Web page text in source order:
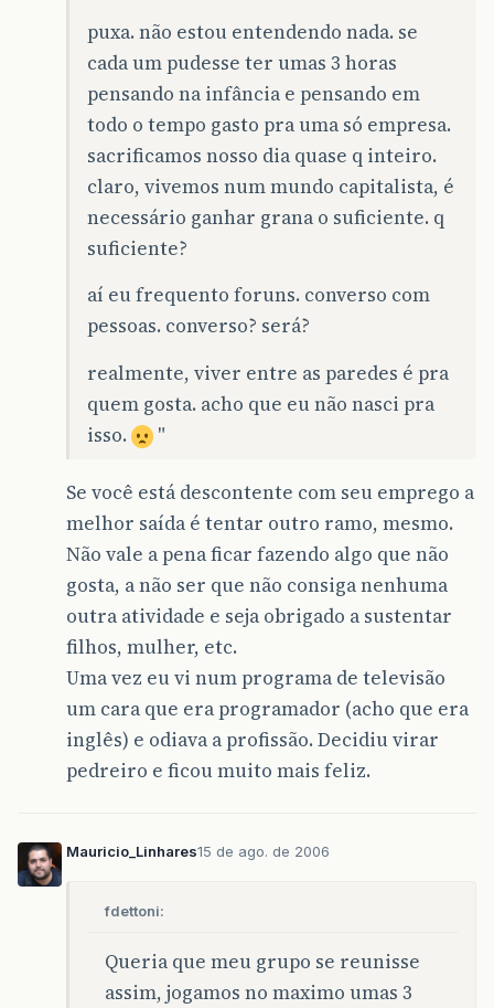
puxa. não estou entendendo nada. se
cada um pudesse ter umas 3 horas
pensando na infância e pensando em
todo o tempo gasto pra uma só empresa.
sacrificamos nosso dia quase q inteiro.
claro, vivemos num mundo capitalista, é
necessário ganhar grana o suficiente. q
suficiente?
aí eu frequento foruns. converso com
pessoas. converso? será?
realmente, viver entre as paredes é pra
quem gosta. acho que eu não nasci pra
isso.
"
Se você está descontente com seu emprego a
melhor saída é tentar outro ramo, mesmo.
Não vale a pena ficar fazendo algo que não
gosta, a não ser que não consiga nenhuma
outra atividade e seja obrigado a sustentar
filhos, mulher, etc.
Uma vez eu vi num programa de televisão
um cara que era programador (acho que era
inglês) e odiava a profissão. Decidiu virar
pedreiro e ficou muito mais feliz.
Mauricio_Linhares15 de ago. de 2006
fdettoni:
Queria que meu grupo se reunisse
assim, jogamos no maximo umas 3